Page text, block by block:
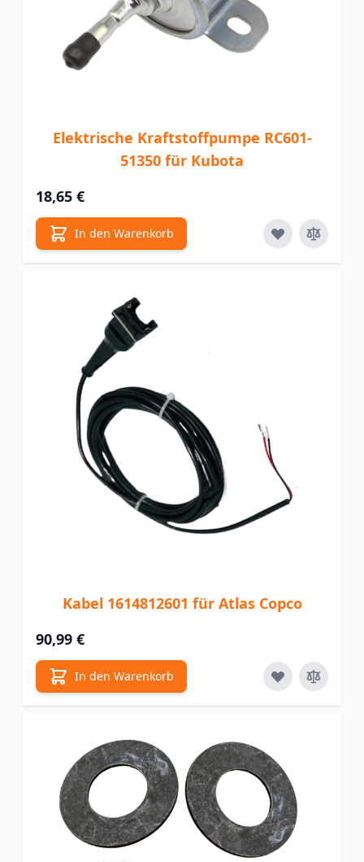
Elektrische Kraftstoffpumpe RC601-
51350 für Kubota
18,65 €
In den Warenkorb
Kabel 1614812601 für Atlas Copco
90,99 €
In den Warenkorb